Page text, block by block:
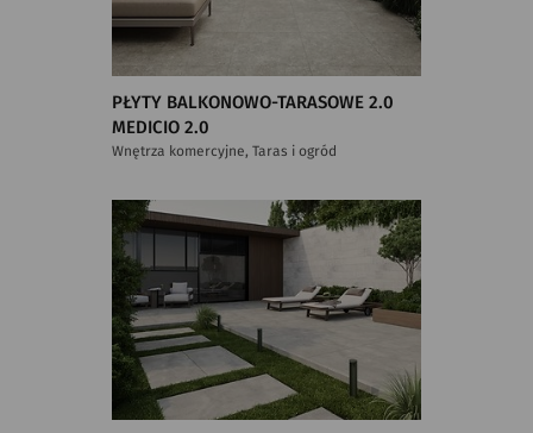
PŁYTY BALKONOWO-TARASOWE 2.0
MEDICIO 2.0
Wnętrza komercyjne, Taras i ogród